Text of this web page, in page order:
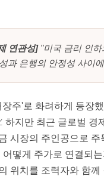
연관성]"미국 금리 인하
과 은행의 안정성 사이
주'로 화려하게 등장
하지만 최근 글로벌
시장의 주인공으로
떻게 주가로 연결되
위치를 조력자와 함께